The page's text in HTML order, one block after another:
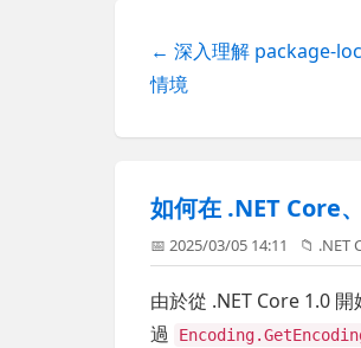
← 深入理解 package-
情境
如何在 .NET Core
📅 2025/03/05 14:11 📁 .NET
由於從 .NET Core 1.0
過